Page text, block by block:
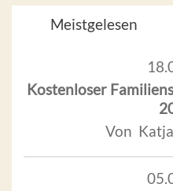
Meistgelesen
Kostenloser
Von